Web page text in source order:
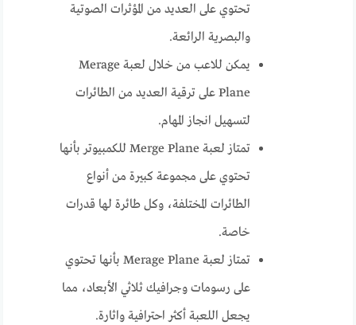
تحتوي على العديد من المؤثرات الصوتية
والبصرية الرائعة.
يمكن للاعب من خلال لعبة Merage
Plane على ترقية العديد من الطائرات
لتسهيل انجاز المهام.
تمتاز لعبة Merge Plane للكمبيوتر بأنها
تحتوي على مجموعة كبيرة من أنواع
الطائرات المختلفة، وكل طائرة لها قدرات
خاصة.
تمتاز لعبة Merage Plane بأنها تحتوي
على رسومات وجرافيك ثلاثي الأبعاد، مما
يجعل اللعبة أكثر احترافية واثارة.